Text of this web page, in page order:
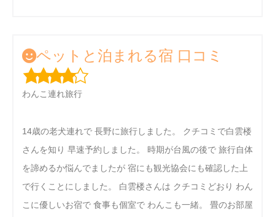
ペットと泊まれる宿 口コミ
わんこ連れ旅行
14歳の老犬連れで 長野に旅行しました。 クチコミで白雲楼
さんを知り 早速予約しました。 時期が台風の後で 旅行自体
を諦めるか悩んでましたが 宿にも観光協会にも確認した上
で行くことにしました。 白雲楼さんは クチコミどおり わん
こに優しいお宿で 食事も個室で わんこも一緒。 畳のお部屋